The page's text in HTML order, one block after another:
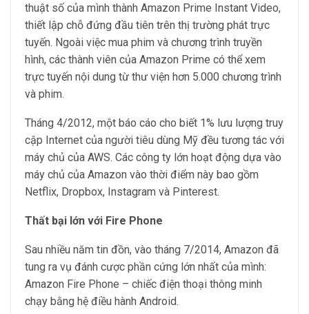
thuật số của mình thành Amazon Prime Instant Video,
thiết lập chỗ đứng đầu tiên trên thị trường phát trực
tuyến. Ngoài việc mua phim và chương trình truyền
hình, các thành viên của Amazon Prime có thể xem
trực tuyến nội dung từ thư viện hơn 5.000 chương trình
và phim.
Tháng 4/2012, một báo cáo cho biết 1% lưu lượng truy
cập Internet của người tiêu dùng Mỹ đều tương tác với
máy chủ của AWS. Các công ty lớn hoạt động dựa vào
máy chủ của Amazon vào thời điểm này bao gồm
Netflix, Dropbox, Instagram và Pinterest.
Thất bại lớn với Fire Phone
Sau nhiều năm tin đồn, vào tháng 7/2014, Amazon đã
tung ra vụ đánh cược phần cứng lớn nhất của mình:
Amazon Fire Phone – chiếc điện thoại thông minh
chạy bằng hệ điều hành Android.